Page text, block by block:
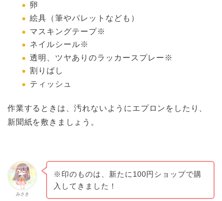
卵
絵具（筆やパレットなども）
マスキングテープ※
ネイルシール※
透明、ツヤありのラッカースプレー※
割りばし
ティッシュ
作業するときは、汚れないようにエプロンをしたり、
新聞紙を敷きましょう。
みさき
※印のものは、新たに100円ショップで購
入してきました！